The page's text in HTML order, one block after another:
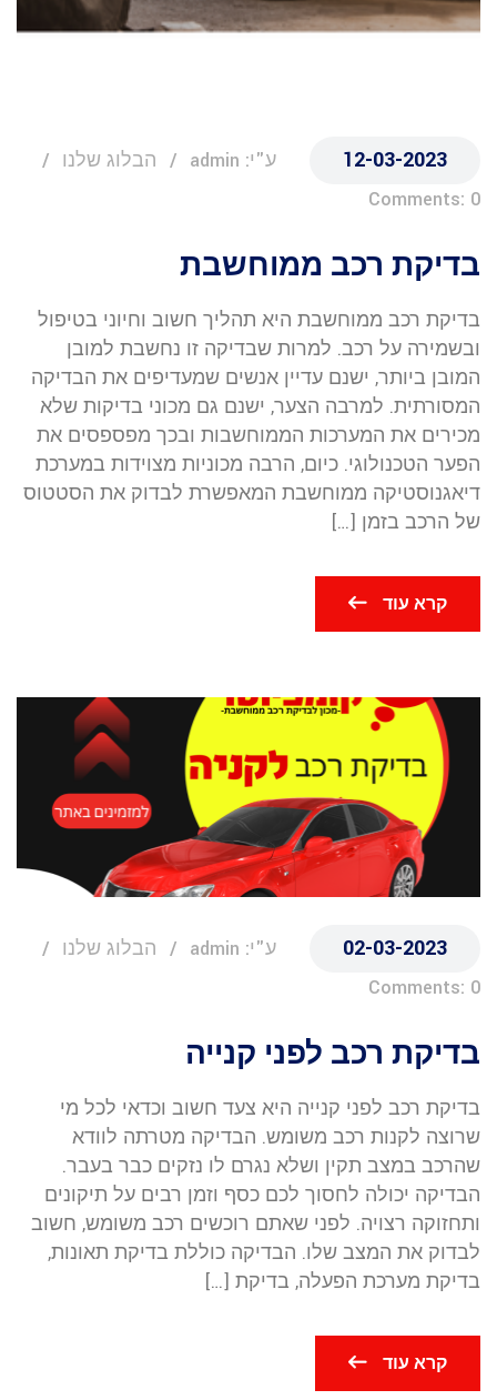
12-03-2023 ע"י: admin
הבלוג שלנו
Comments: 0
בדיקת רכב ממוחשבת
בדיקת רכב ממוחשבת היא תהליך חשוב וחיוני בטיפול
ובשמירה על רכב. למרות שבדיקה זו נחשבת למובן
המובן ביותר, ישנם עדיין אנשים שמעדיפים את הבדיקה
המסורתית. למרבה הצער, ישנם גם מכוני בדיקות שלא
מכירים את המערכות הממוחשבות ובכך מפספסים את
הפער הטכנולוגי. כיום, הרבה מכוניות מצוידות במערכת
דיאגנוסטיקה ממוחשבת המאפשרת לבדוק את הסטטוס
של הרכב בזמן […]
קרא עוד
02-03-2023 ע"י: admin
הבלוג שלנו
Comments: 0
בדיקת רכב לפני קנייה
בדיקת רכב לפני קנייה היא צעד חשוב וכדאי לכל מי
שרוצה לקנות רכב משומש. הבדיקה מטרתה לוודא
שהרכב במצב תקין ושלא נגרם לו נזקים כבר בעבר.
הבדיקה יכולה לחסוך לכם כסף וזמן רבים על תיקונים
ותחזוקה רצויה. לפני שאתם רוכשים רכב משומש, חשוב
לבדוק את המצב שלו. הבדיקה כוללת בדיקת תאונות,
בדיקת מערכת הפעלה, בדיקת […]
קרא עוד